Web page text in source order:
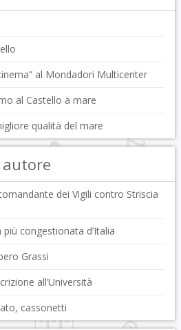
al Mondadori Multicenter
al Castello a mare
qualità del mare
autore
dei Vigili contro Striscia
congestionata d’Italia
Grassi
all’Università
cassonetti